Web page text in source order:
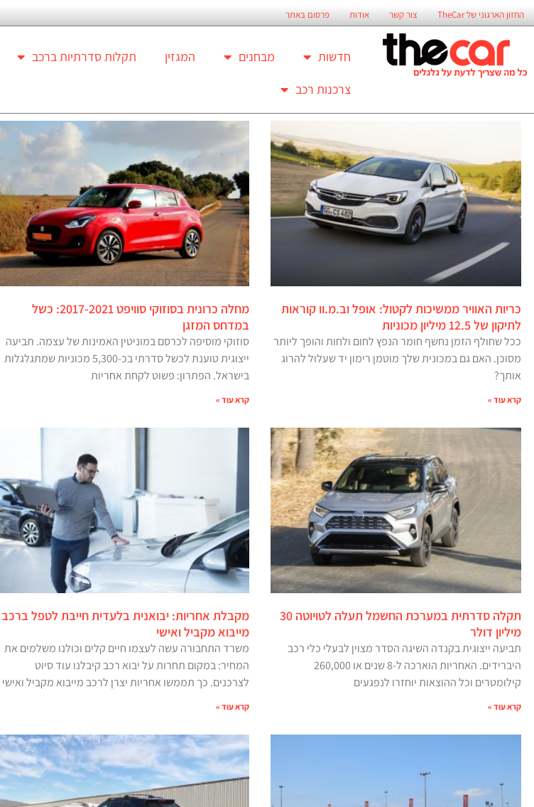
החזון הארגוני של TheCar צור קשר אודות פרסום באתר
חדשות מבחנים המגזין תקלות סדרתיות ברכב
צרכנות רכב
כריות האוויר ממשיכות לקטול: אופל וב.מ.וו קוראות
לתיקון של 12.5 מיליון מכוניות
ככל שחולף הזמן נחשף חומר הנפץ לחום ולחות והופך ליותר
מסוכן. האם גם במכונית שלך מוטמן רימון יד שעלול להרוג
אותך?
קרא עוד »
מחלה כרונית בסוזוקי סוויפט 2017-2021: כשל
במדחס המזגן
סוזוקי מוסיפה לכרסם במוניטין האמינות של עצמה. תביעה
ייצוגית טוענת לכשל סדרתי בכ-5,300 מכוניות שמתגלגלות
בישראל. הפתרון: פשוט לקחת אחריות
קרא עוד »
תקלה סדרתית במערכת החשמל תעלה לטויוטה 30
מיליון דולר
תביעה ייצוגית בקנדה השיגה הסדר מצוין לבעלי כלי רכב
היברידים. האחריות הוארכה ל-8 שנים או 260,000
קילומטרים וכל ההוצאות יוחזרו לנפגעים
קרא עוד »
מקבלת אחריות: יבואנית בלעדית חייבת לטפל ברכב
מייבוא מקביל ואישי
משרד התחבורה עשה לעצמו חיים קלים וכולנו משלמים את
המחיר: במקום תחרות על יבוא רכב קיבלנו עוד סיוט
לצרכנים. כך תממשו אחריות יצרן לרכב מייבוא מקביל ואישי
קרא עוד »